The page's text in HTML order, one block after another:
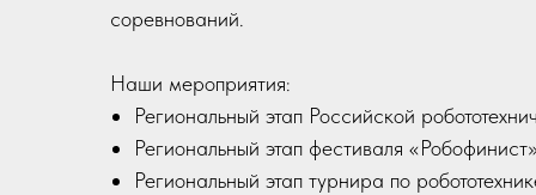
соревнований.
Наши мероприятия:
Региональный этап Российской
Региональный этап фестиваля «Робофинист»
Региональный этап турнира по